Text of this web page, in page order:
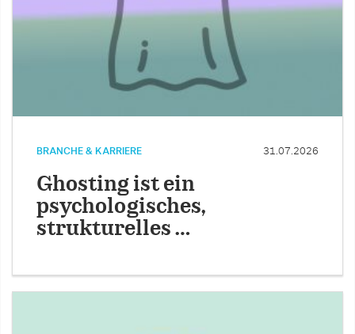
BRANCHE & KARRIERE 31.07.2026
Ghosting ist ein
psychologisches,
strukturelles …